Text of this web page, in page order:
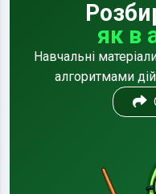
як в
Навчальні
алгоритмами